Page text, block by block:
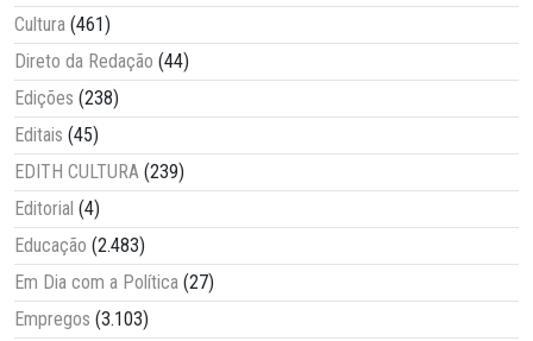
Cultura (461)
Direto da Redação (44)
Edições (238)
Editais (45)
EDITH CULTURA (239)
Editorial (4)
Educação (2.483)
Em Dia com a Política (27)
Empregos (3.103)